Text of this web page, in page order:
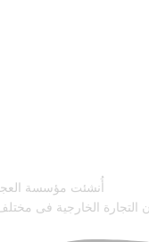
أُنشئت مؤسسة
الخارجية فى مختلف